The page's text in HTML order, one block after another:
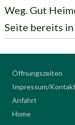
Weg. Gut
Seite bereits
Öffnungszeiten
Impressum/Kontakt
Anfahrt
Home